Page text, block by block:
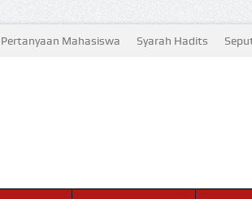
Pertanyaan Mahasiswa Syarah Hadits